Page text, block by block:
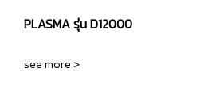
PLASMA รุ่น D12000
see more >